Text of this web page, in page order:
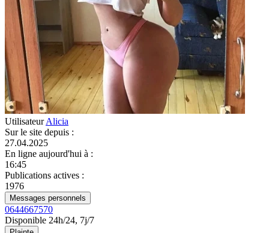
UtilisateurAlicia
Sur le site depuis :
27.04.2025
En ligne aujourd'hui à :
16:45
Publications actives :
1976
Messages personnels
0644667570
Disponible 24h/24, 7j/7